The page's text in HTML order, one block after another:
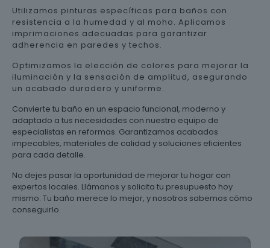
Utilizamos pinturas específicas para baños con
resistencia a la humedad y al moho. Aplicamos
imprimaciones adecuadas para garantizar
adherencia en paredes y techos.
Optimizamos la elección de colores para mejorar la
iluminación y la sensación de amplitud, asegurando
un acabado duradero y uniforme.
Convierte tu baño en un espacio funcional, moderno y
adaptado a tus necesidades con nuestro equipo de
especialistas en reformas. Garantizamos acabados
impecables, materiales de calidad y soluciones eficientes
para cada detalle.
No dejes pasar la oportunidad de mejorar tu hogar con
expertos locales. Llámanos y solicita tu presupuesto hoy
mismo. Tu baño merece lo mejor, y nosotros sabemos cómo
conseguirlo.